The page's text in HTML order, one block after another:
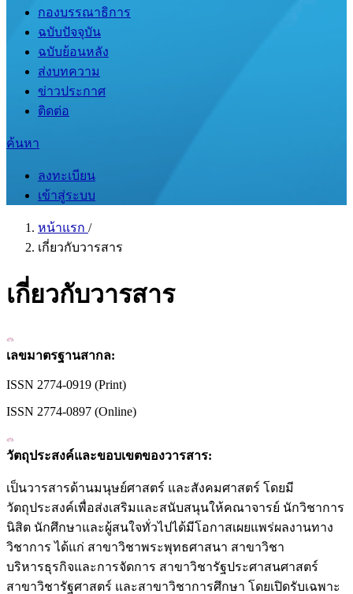
กองบรรณาธิการ
ฉบับปัจจุบัน
ฉบับย้อนหลัง
ส่งบทความ
ข่าวประกาศ
ติดต่อ
ค้นหา
ลงทะเบียน
เข้าสู่ระบบ
หน้าแรก /
เกี่ยวกับวารสาร
เกี่ยวกับวารสาร
เลขมาตรฐานสากล:
ISSN 2774-0919 (Print)
ISSN 2774-0897 (Online)
วัตถุประสงค์และขอบเขตของวารสาร:
เป็นวารสารด้านมนุษย์ศาสตร์ และสังคมศาสตร์ โดยมี
วัตถุประสงค์เพื่อส่งเสริมและสนับสนุนให้คณาจารย์ นักวิชาการ
นิสิต นักศึกษาและผู้สนใจทั่วไปได้มีโอกาสเผยแพร่ผลงานทาง
วิชาการ ได้แก่ สาขาวิชาพระพุทธศาสนา สาขาวิชา
บริหารธุรกิจและการจัดการ สาขาวิชารัฐประศาสนศาสตร์
สาขาวิชารัฐศาสตร์ และสาขาวิชาการศึกษา โดยเปิดรับเฉพาะ